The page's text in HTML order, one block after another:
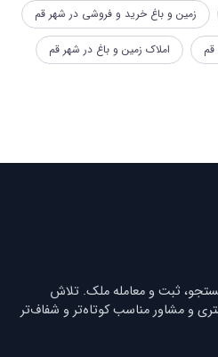
زمین و باغ خرید و فروشی در شهر قم
املاک زمین و باغ در شهر قم
ثبت و معامله ملک. تلاش
و مشاور مناسب کوتاه‌تر و شفاف‌تر